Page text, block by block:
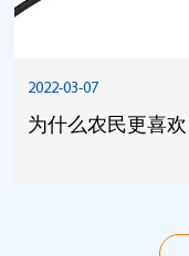
2022-03-07
为什么农民更喜